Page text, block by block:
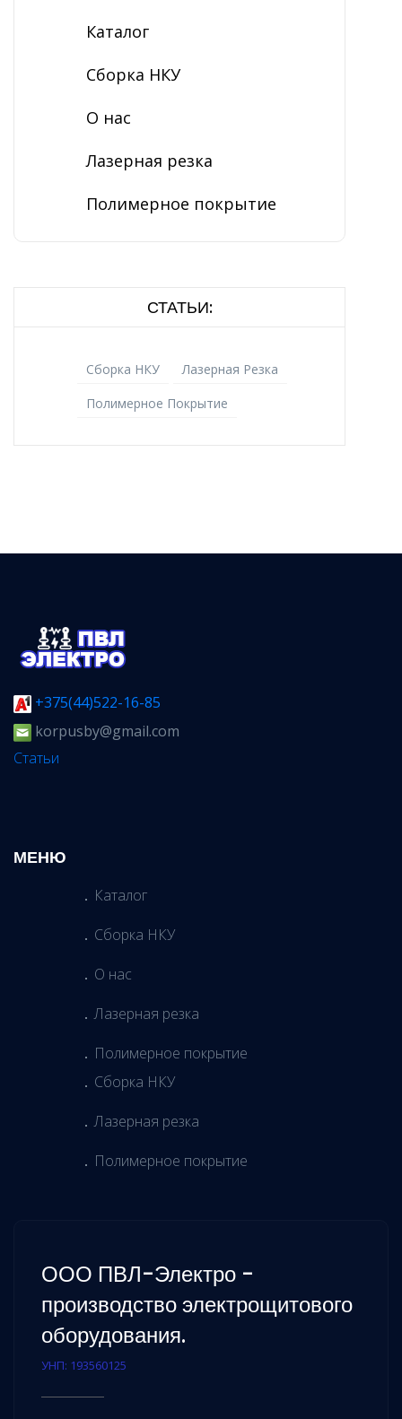
Каталог
Сборка НКУ
О нас
Лазерная резка
Полимерное покрытие
СТАТЬИ:
Сборка НКУ
Лазерная Резка
Полимерное Покрытие
+375(44)522-16-85
korpusby@gmail.com
Статьи
МЕНЮ
Каталог
Сборка НКУ
О нас
Лазерная резка
Полимерное покрытие
Сборка НКУ
Лазерная резка
Полимерное покрытие
ООО ПВЛ-Электро -
производство электрощитового
оборудования.
УНП: 193560125